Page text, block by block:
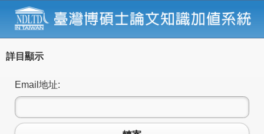
詳目顯示
Email地址: